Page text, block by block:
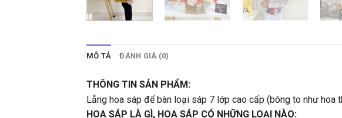
MÔ TẢ ĐÁNH GIÁ (0)
THÔNG TIN SẢN PHẨM:
Lẵng hoa sáp để bàn loại sáp 7 lớp cao cấp (bông to như hoa
HOA SÁP LÀ GÌ, HOA SÁP CÓ NHỮNG LOẠI NÀO: